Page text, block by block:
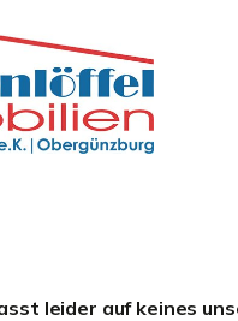
leider auf keines